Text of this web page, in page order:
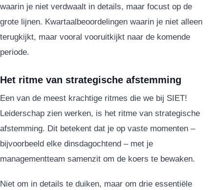
waarin je niet verdwaalt in details, maar focust op de
grote lijnen. Kwartaalbeoordelingen waarin je niet alleen
terugkijkt, maar vooral vooruitkijkt naar de komende
periode.
Het ritme van strategische afstemming
Een van de meest krachtige ritmes die we bij SIET!
Leiderschap zien werken, is het ritme van strategische
afstemming. Dit betekent dat je op vaste momenten –
bijvoorbeeld elke dinsdagochtend – met je
managementteam samenzit om de koers te bewaken.
Niet om in details te duiken, maar om drie essentiële